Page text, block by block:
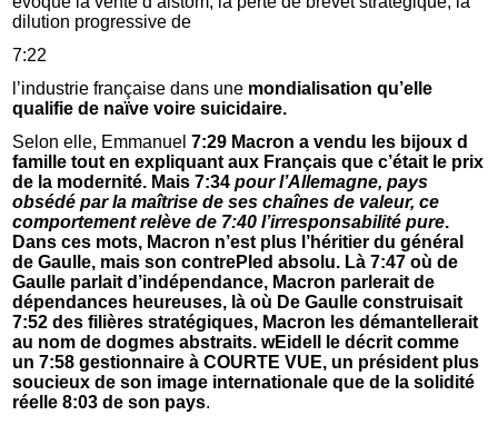
dilution progressive de
7:22
l’industrie française dans une mondialisation qu’elle
qualifie de naïve voire suicidaire.
Selon elle, Emmanuel 7:29 Macron a vendu les bijoux d
famille tout en expliquant aux Français que c’était le prix
de la modernité. Mais 7:34pour l’Allemagne, pays
obsédé par la maîtrise de ses chaînes de valeur, ce
comportement relève de 7:40 l’irresponsabilité pure.
Dans ces mots, Macron n’est plus l’héritier du général
de Gaulle, mais son contrePIed absolu. Là 7:47 où de
Gaulle parlait d’indépendance, Macron parlerait de
dépendances heureuses, là où De Gaulle construisait
7:52 des filières stratégiques, Macron les démantellerait
au nom de dogmes abstraits. wEidell le décrit comme
un 7:58 gestionnaire à COURTE VUE, un président plus
soucieux de son image internationale que de la solidité
réelle 8:03 de son pays.